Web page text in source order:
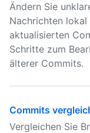
Ändern Sie
Nachrichten
aktualisierten
Schritte zum
älterer Commits.
Commits
Vergleichen Sie